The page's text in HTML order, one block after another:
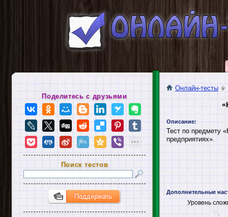
Онлайн-тесты
Описание:
Тест по предмету
предприятиях».
Дополнительные
Уровень
Поделитесь с друзьями
Поиск тестов